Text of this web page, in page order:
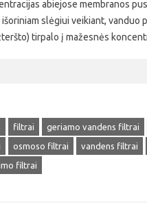
abiejose membranos
slėgiui veikiant, vanduo
tirpalo į mažesnės
filtrai geriamo vandens filtrai
osmoso filtrai vandens filtrai
filtrai